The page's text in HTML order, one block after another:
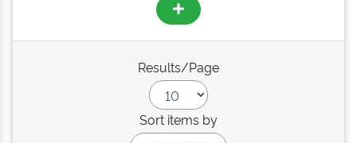
Results/Page
Sort items by